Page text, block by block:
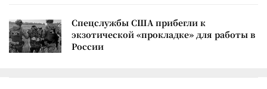
Спецслужбы США прибегли к
экзотической «прокладке» для работы в
России